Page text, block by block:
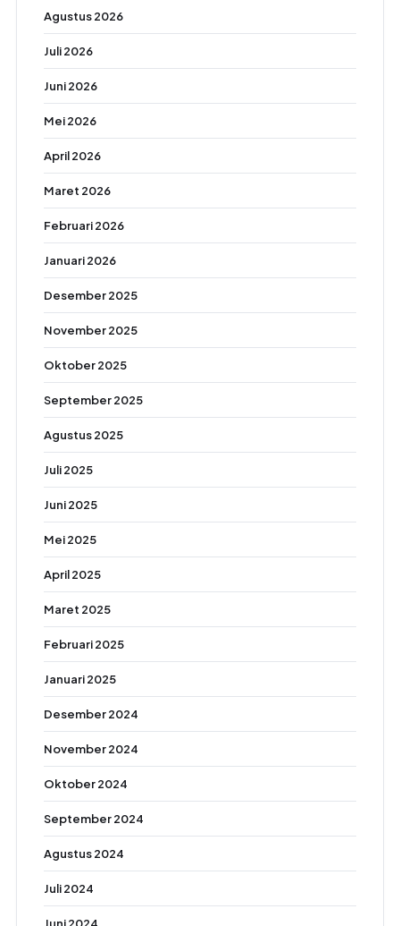
Agustus 2026
Juli 2026
Juni 2026
Mei 2026
April 2026
Maret 2026
Februari 2026
Januari 2026
Desember 2025
November 2025
Oktober 2025
September 2025
Agustus 2025
Juli 2025
Juni 2025
Mei 2025
April 2025
Maret 2025
Februari 2025
Januari 2025
Desember 2024
November 2024
Oktober 2024
September 2024
Agustus 2024
Juli 2024
Juni 2024